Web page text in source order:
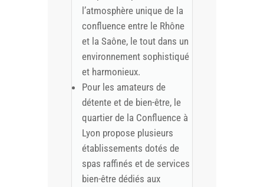
l’atmosphère unique de la
confluence entre le Rhône
et la Saône, le tout dans un
environnement sophistiqué
et harmonieux.
Pour les amateurs de
détente et de bien-être, le
quartier de la Confluence à
Lyon propose plusieurs
établissements dotés de
spas raffinés et de services
bien-être dédiés aux